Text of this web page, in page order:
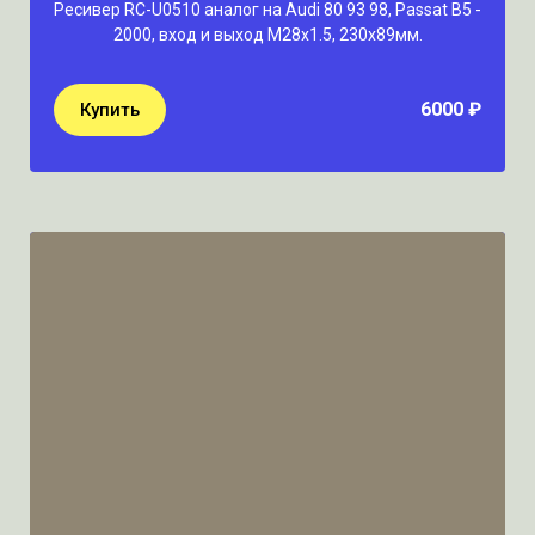
Ресивер RC-U0510 аналог на Audi 80 93 98, Passat B5 -
2000, вход и выход M28x1.5, 230х89мм.
Купить 6000 ₽